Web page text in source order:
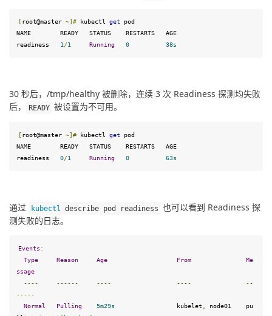
root@master ~] # kubectl get pod
NAME        READY   STATUS    RESTARTS   AGE
readiness
1/1 Running 0 38s
30 秒后，/tmp/healthy 被删除，连续 3 次 Readiness 探测均失败
后，
READY 被设置为不可用。
[root@master ~] # kubectl get pod
NAME        READY   STATUS    RESTARTS   AGE
readiness 0/1 Running 0 63s
通过 kubectl describe pod readiness 也可以看到 Readiness 探
测失败的日志。
Events :
Type
Reason Age From
Me
ssage
----
------ ---- ----
--
-----
Normal
Pulling 5m29s
                 kubelet
node01    pu